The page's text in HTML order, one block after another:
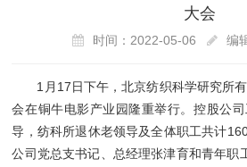
大会
时间：2022-05-06 编
1月17日下午，北京纺织科学研究所
会在铜牛电影产业园隆重举行。控股公
导，纺科所退休老领导及全体职工共计
公司党总支书记、总经理张津育和青年职